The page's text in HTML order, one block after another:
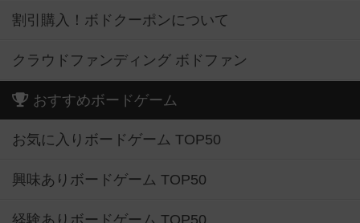
割引購入！ボドクーポンについて
クラウドファンディング ボドファン
おすすめボードゲーム
お気に入りボードゲーム TOP50
興味ありボードゲーム TOP50